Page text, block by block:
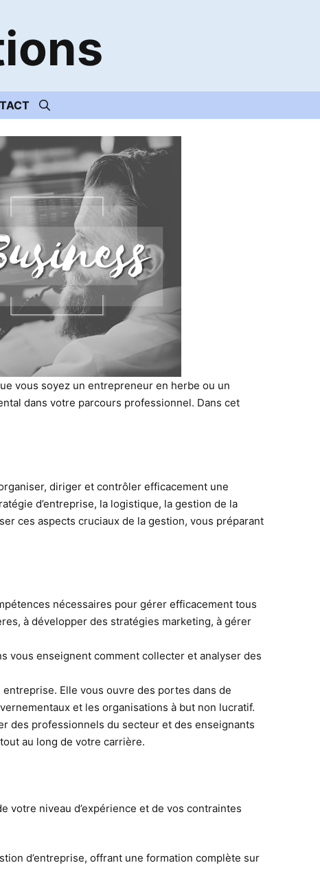
vous soyez un entrepreneur en herbe ou un
dans votre parcours professionnel. Dans cet
diriger et contrôler efficacement une
d’entreprise, la logistique, la gestion de la
ces aspects cruciaux de la gestion, vous préparant
nécessaires pour gérer efficacement tous
à développer des stratégies marketing, à gérer
vous enseignent comment collecter et analyser des
Elle vous ouvre des portes dans de
et les organisations à but non lucratif.
des professionnels du secteur et des enseignants
au long de votre carrière.
votre niveau d’expérience et de vos contraintes
d’entreprise, offrant une formation complète sur